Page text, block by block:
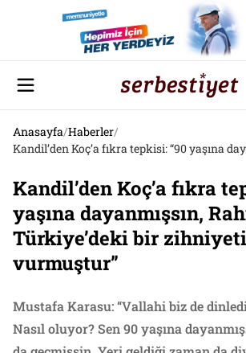
Anasayfa/Haberler/
Kandil’den Koç’a fıkra
yaşına dayanmışsın,
Türkiye’deki bir zihniyeti
vurmuştur”
Mustafa Karasu: “Vallahi biz de
Nasıl oluyor? Sen 90 yaşına